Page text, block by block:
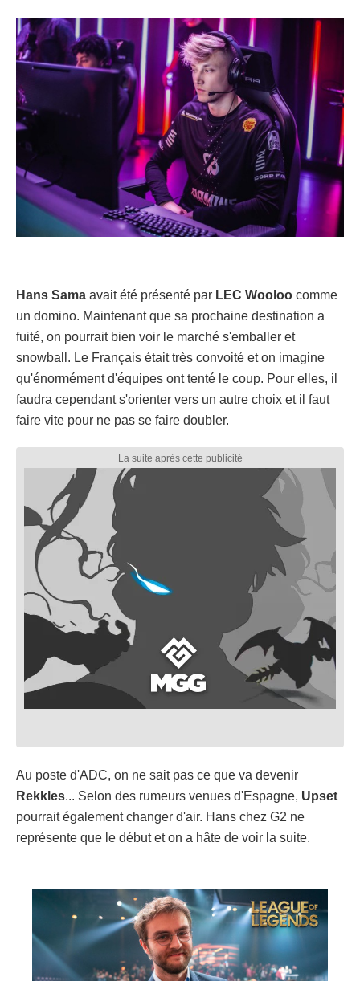
Hans Sama avait été présenté par LEC Wooloo comme
un domino. Maintenant que sa prochaine destination a
fuité, on pourrait bien voir le marché s'emballer et
snowball. Le Français était très convoité et on imagine
qu'énormément d'équipes ont tenté le coup. Pour elles, il
faudra cependant s'orienter vers un autre choix et il faut
faire vite pour ne pas se faire doubler.
Au poste d'ADC, on ne sait pas ce que va devenir
Rekkles... Selon des rumeurs venues d'Espagne, Upset
pourrait également changer d'air. Hans chez G2 ne
représente que le début et on a hâte de voir la suite.